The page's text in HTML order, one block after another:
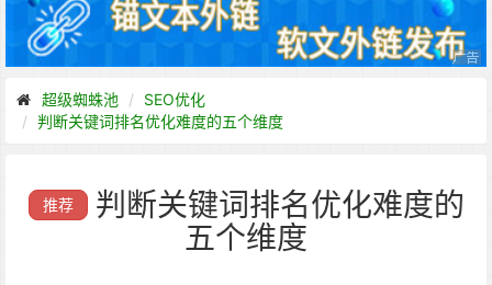
超级蜘蛛池
SEO优化
判断关键词排名优化难度的五个维度
推荐
判断关键词排名优化难度的
五个维度